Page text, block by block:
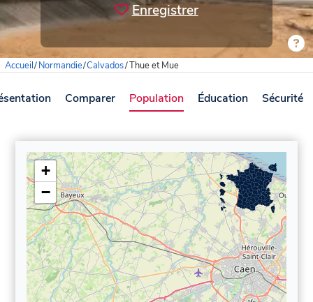
Enregistrer
Accueil/Normandie/Calvados/Thue et Mue
Comparer Population Éducation Sécurité
+
−